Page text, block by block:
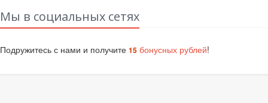
Мы в социальных сетях
Подружитесь с нами и получите 15 бонусных рублей!